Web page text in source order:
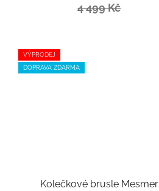
4 499 Kč
VÝPRODEJ
DOPRAVA ZDARMA
Kolečkové brusle Mesmer